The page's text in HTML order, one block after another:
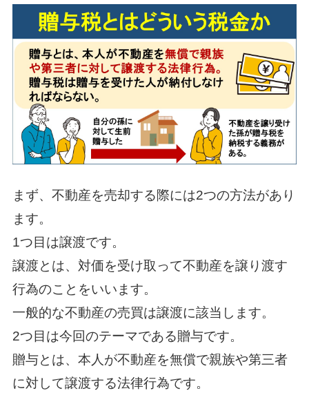
まず、不動産を売却する際には2つの方法があり
ます。
1つ目は譲渡です。
譲渡とは、対価を受け取って不動産を譲り渡す
行為のことをいいます。
一般的な不動産の売買は譲渡に該当します。
2つ目は今回のテーマである贈与です。
贈与とは、本人が不動産を無償で親族や第三者
に対して譲渡する法律行為です。